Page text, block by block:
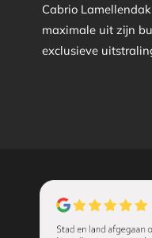
Cabrio
maximale uit zijn
exclusieve